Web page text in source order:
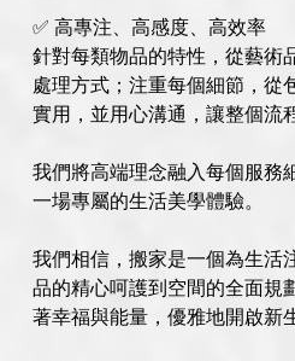
✅ 高專注、高感度、高效率
針對每類物品的特性，從藝術
處理方式；注重每個細節，從
實用，並用心溝通，讓整個流
我們將高端理念融入每個服務
一場專屬的生活美學體驗。
我們相信，搬家是一個為生活
品的精心呵護到空間的全面規
著幸福與能量，優雅地開啟新